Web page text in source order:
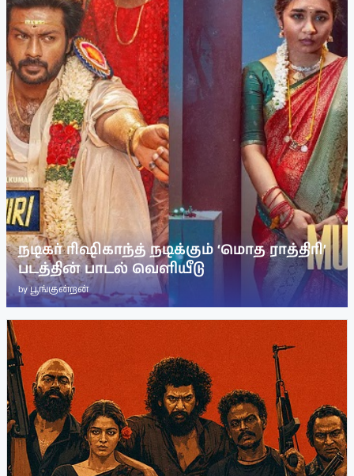
நடிகர் ரிஷிகாந்த் நடிக்கும் ‘மொத ராத்திரி’
படத்தின் பாடல் வெளியீடு
byபூங்குன்றன்